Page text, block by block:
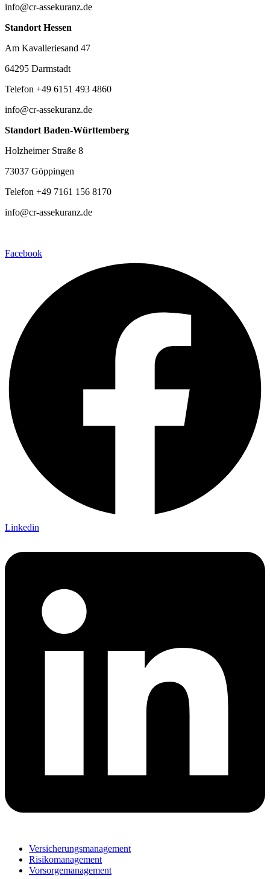
info@cr-assekuranz.de
Standort Hessen
Am Kavalleriesand 47
64295 Darmstadt
Telefon +49 6151 493 4860
info@cr-assekuranz.de
Standort Baden-Württemberg
Holzheimer Straße 8
73037 Göppingen
Telefon +49 7161 156 8170
info@cr-assekuranz.de
Facebook
Linkedin
Versicherungsmanagement
Risikomanagement
Vorsorgemanagement